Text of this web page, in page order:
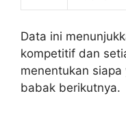
Data ini
kompetitif dan
menentukan
babak berikutnya.